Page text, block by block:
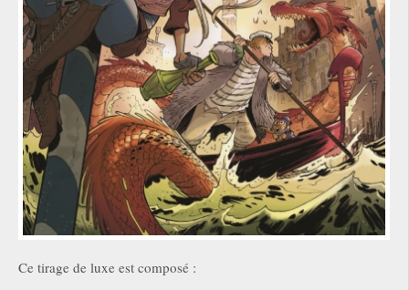
Ce tirage de luxe est composé :